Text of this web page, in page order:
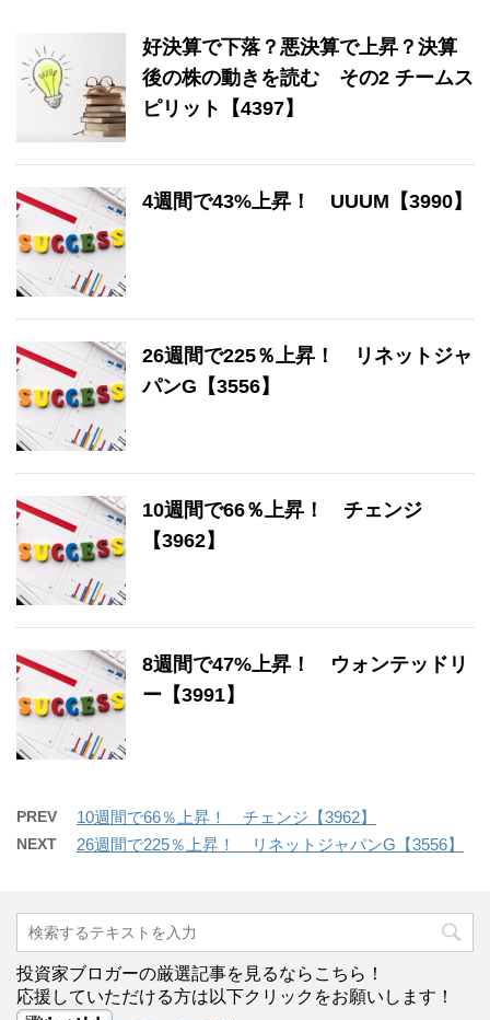
好決算で下落？悪決算で上昇？決算
後の株の動きを読む その2 チームス
ピリット【4397】
4週間で43%上昇！ UUUM【3990】
26週間で225％上昇！ リネットジャ
パンG【3556】
10週間で66％上昇！ チェンジ
【3962】
8週間で47%上昇！ ウォンテッドリ
ー【3991】
PREV 10週間で66％上昇！ チェンジ【3962】
NEXT 26週間で225％上昇！ リネットジャパンG【3556】
投資家ブロガーの厳選記事を見るならこちら！
応援していただける方は以下クリックをお願いします！